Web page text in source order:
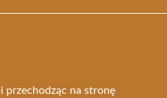
przechodząc na stronę